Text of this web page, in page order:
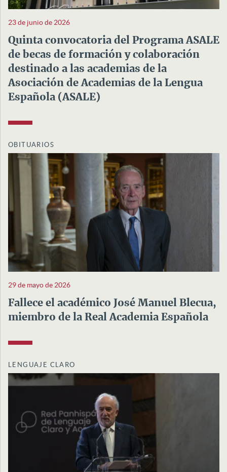
23 de junio de 2026
Quinta convocatoria del Programa ASALE
de becas de formación y colaboración
destinado a las academias de la
Asociación de Academias de la Lengua
Española (ASALE)
OBITUARIOS
29 de mayo de 2026
Fallece el académico José Manuel Blecua,
miembro de la Real Academia Española
LENGUAJE CLARO